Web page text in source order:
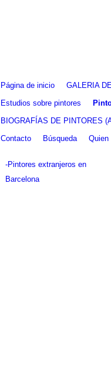
Página de inicio GALERIA
Estudios sobre pintores
BIOGRAFÍAS DE PINTORES
Contacto
Búsqueda Quien
-Pintores extranjeros en
Barcelona